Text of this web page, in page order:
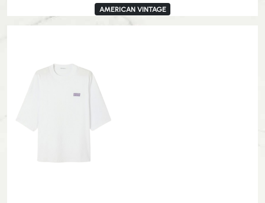
AMERICAN VINTAGE